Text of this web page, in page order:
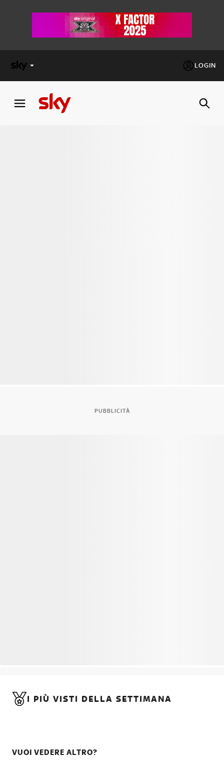
LOGIN
FACTOR
PUBBLICITÀ
I PIÙ VISTI DELLA SETTIMANA
VUOI VEDERE ALTRO?